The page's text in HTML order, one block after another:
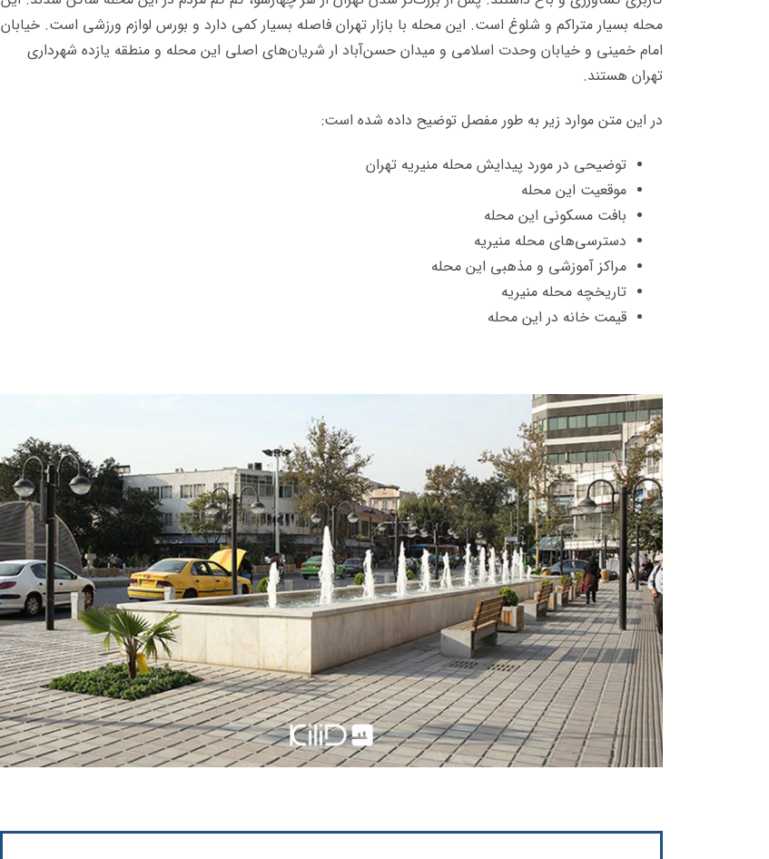
محله بسیار متراکم و شلوغ است. این محله با بازار تهران فاصله بسیار کمی دارد و بورس لوازم ورزشی است. خیابان
امام خمینی و خیابان وحدت اسلامی و میدان حسن‌آباد ار شریان‌های اصلی این محله و منطقه یازده شهرداری
تهران هستند.
در این متن موارد زیر به طور مفصل توضیح داده شده است:
توضیحی در مورد پیدایش محله منیریه تهران
موقعیت این محله
بافت مسکونی این محله
دسترسی‌های محله منیریه
مراکز آموزشی و مذهبی این محله
تاریخچه محله منیریه
قیمت خانه در این محله